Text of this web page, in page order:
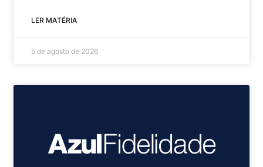
LER MATÉRIA
5 de agosto de 2026